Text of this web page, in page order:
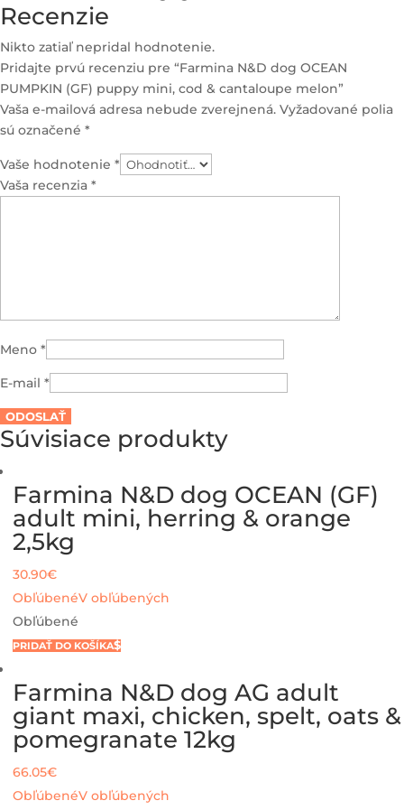
Recenzie
Nikto zatiaľ nepridal hodnotenie.
Pridajte prvú recenziu pre “Farmina N&D dog OCEAN
PUMPKIN (GF) puppy mini, cod & cantaloupe melon”
Vaša e-mailová adresa nebude zverejnená. Vyžadované polia
sú označené *
Vaše hodnotenie *
Vaša recenzia *
Meno *
E-mail *
Súvisiace produkty
Farmina N&D dog OCEAN (GF)
adult mini, herring & orange
2,5kg
30.90€
ObľúbenéV obľúbených
Obľúbené
PRIDAŤ DO KOŠÍKA
Farmina N&D dog AG adult
giant maxi, chicken, spelt, oats &
pomegranate 12kg
66.05€
ObľúbenéV obľúbených